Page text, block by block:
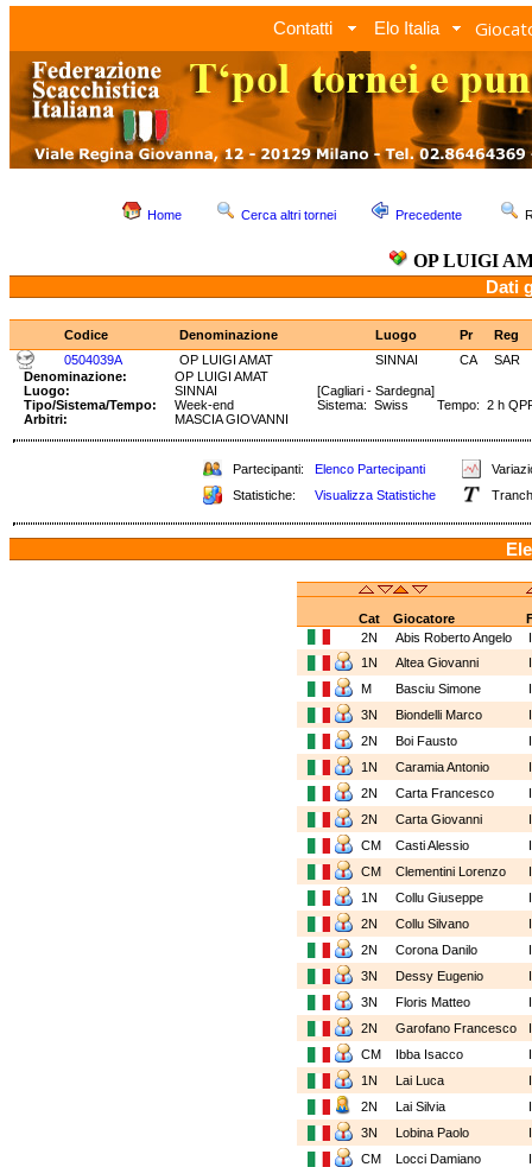
Contatti Elo Italia
Home Cerca altri tornei Precedente
OP LUIGI
Dati
Codice Denominazione Luogo Pr
Reg
0504039A
OP LUIGI AMAT SINNAI CA
SAR
Denominazione:
OP LUIGI AMAT
Luogo:
SINNAI
[Cagliari - Sardegna]
Tipo/Sistema/Tempo:
Week-end
Sistema: Swiss Tempo: 2 h
Arbitri:
MASCIA GIOVANNI
Partecipanti: Elenco Partecipanti
Statistiche:
Visualizza Statistiche
Cat Giocatore
2N
Abis Roberto Angelo
1N
Altea Giovanni
M
Basciu Simone
3N
Biondelli Marco
2N
Boi Fausto
1N
Caramia Antonio
2N
Carta Francesco
2N
Carta Giovanni
CM
Casti Alessio
CM
Clementini Lorenzo
1N
Collu Giuseppe
2N
Collu Silvano
2N
Corona Danilo
3N
Dessy Eugenio
3N
Floris Matteo
2N
Garofano Francesco
CM
Ibba Isacco
1N
Lai Luca
2N
Lai Silvia
3N
Lobina Paolo
CM
Locci Damiano